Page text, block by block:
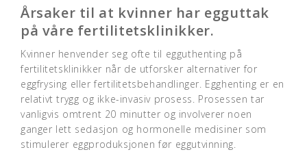
Årsaker til at kvinner har egguttak
på våre fertilitetsklinikker.
Kvinner henvender seg ofte til egguthenting på
fertilitetsklinikker når de utforsker alternativer for
eggfrysing eller fertilitetsbehandlinger. Egghenting er en
relativt trygg og ikke-invasiv prosess. Prosessen tar
vanligvis omtrent 20 minutter og involverer noen
ganger lett sedasjon og hormonelle medisiner som
stimulerer eggproduksjonen før eggutvinning.